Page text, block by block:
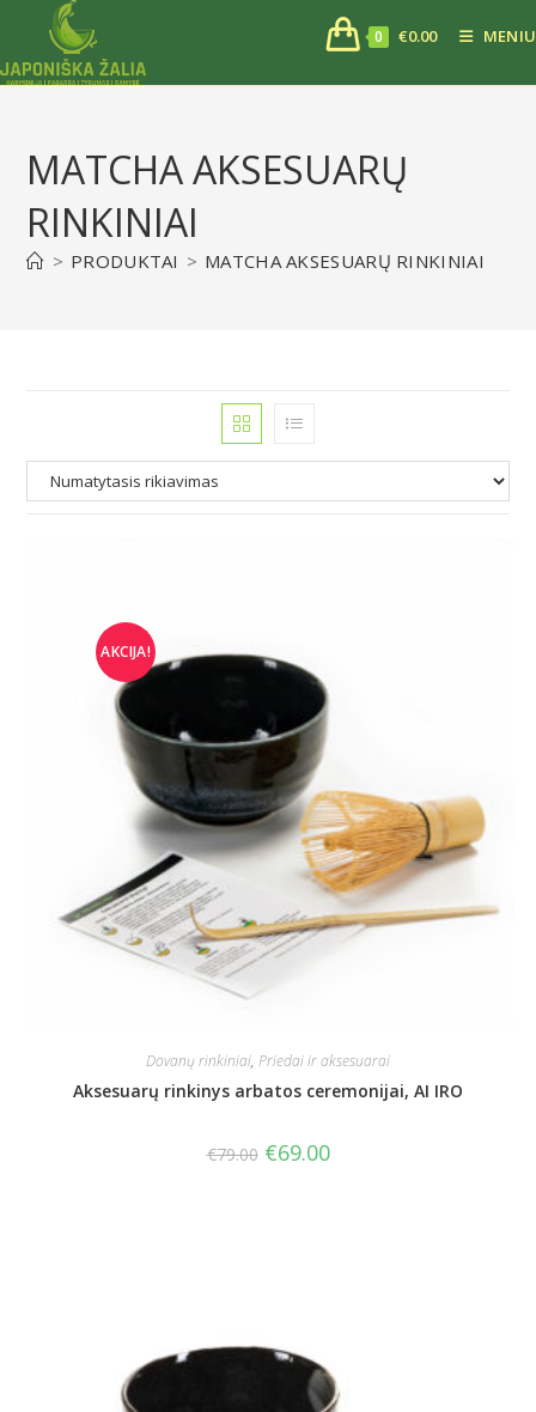
0 €0.00 MENIU
MATCHA AKSESUARŲ
RINKINIAI
> PRODUKTAI > MATCHA AKSESUARŲ RINKINIAI
AKCIJA!
Dovanų rinkiniai, Priedai ir aksesuarai
Aksesuarų rinkinys arbatos ceremonijai, AI IRO
€79.00 €69.00